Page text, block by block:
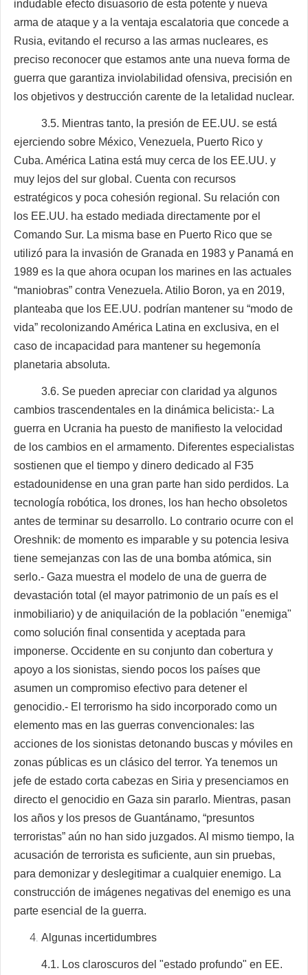
indudable efecto disuasorio de esta potente y nueva
arma de ataque y a la ventaja escalatoria que concede a
Rusia, evitando el recurso a las armas nucleares, es
preciso reconocer que estamos ante una nueva forma de
guerra que garantiza inviolabilidad ofensiva, precisión en
los objetivos y destrucción carente de la letalidad nuclear.
3.5. Mientras tanto, la presión de EE.UU. se está
ejerciendo sobre México, Venezuela, Puerto Rico y
Cuba. América Latina está muy cerca de los EE.UU. y
muy lejos del sur global. Cuenta con recursos
estratégicos y poca cohesión regional. Su relación con
los EE.UU. ha estado mediada directamente por el
Comando Sur. La misma base en Puerto Rico que se
utilizó para la invasión de Granada en 1983 y Panamá en
1989 es la que ahora ocupan los marines en las actuales
“maniobras” contra Venezuela. Atilio Boron, ya en 2019,
planteaba que los EE.UU. podrían mantener su “modo de
vida” recolonizando América Latina en exclusiva, en el
caso de incapacidad para mantener su hegemonía
planetaria absoluta.
3.6. Se pueden apreciar con claridad ya algunos
cambios trascendentales en la dinámica belicista:- La
guerra en Ucrania ha puesto de manifiesto la velocidad
de los cambios en el armamento. Diferentes especialistas
sostienen que el tiempo y dinero dedicado al F35
estadounidense en una gran parte han sido perdidos. La
tecnología robótica, los drones, los han hecho obsoletos
antes de terminar su desarrollo. Lo contrario ocurre con el
Oreshnik: de momento es imparable y su potencia lesiva
tiene semejanzas con las de una bomba atómica, sin
serlo.- Gaza muestra el modelo de una de guerra de
devastación total (el mayor patrimonio de un país es el
inmobiliario) y de aniquilación de la población "enemiga"
como solución final consentida y aceptada para
imponerse. Occidente en su conjunto dan cobertura y
apoyo a los sionistas, siendo pocos los países que
asumen un compromiso efectivo para detener el
genocidio.- El terrorismo ha sido incorporado como un
elemento mas en las guerras convencionales: las
acciones de los sionistas detonando buscas y móviles en
zonas públicas es un clásico del terror. Ya tenemos un
jefe de estado corta cabezas en Siria y presenciamos en
directo el genocidio en Gaza sin pararlo. Mientras, pasan
los años y los presos de Guantánamo, “presuntos
terroristas” aún no han sido juzgados. Al mismo tiempo, la
acusación de terrorista es suficiente, aun sin pruebas,
para demonizar y deslegitimar a cualquier enemigo. La
construcción de imágenes negativas del enemigo es una
parte esencial de la guerra.
Algunas incertidumbres
4.1. Los claroscuros del "estado profundo" en EE.